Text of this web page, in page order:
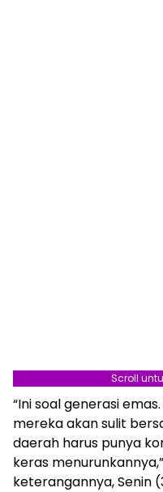
Scroll
“Ini soal generasi
mereka akan sulit
daerah harus punya
keras
keterangannya, Senin